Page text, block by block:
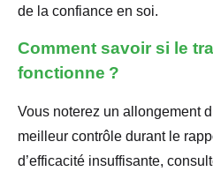
de la confiance en soi.
Comment savoir si le
fonctionne ?
Vous noterez un allongement
meilleur contrôle durant le
d’efficacité insuffisante,